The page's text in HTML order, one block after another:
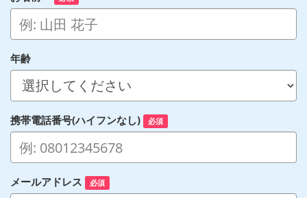
年齢
携帯電話番号(ハイフンなし) 必須
メールアドレス 必須